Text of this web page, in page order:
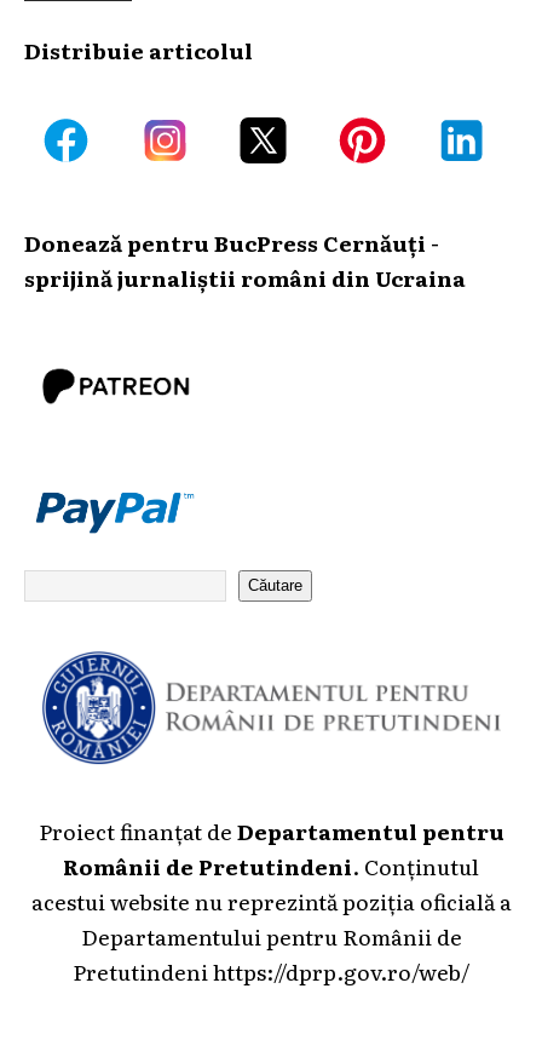
Distribuie articolul
Donează pentru BucPress Cernăuți -
sprijină jurnaliștii români din Ucraina
Căutare
Proiect finanțat deDepartamentul pentru
Românii de Pretutindeni. Conținutul
acestui website nu reprezintă poziția oficială a
Departamentului pentru Românii de
Pretutindeni https://dprp.gov.ro/web/